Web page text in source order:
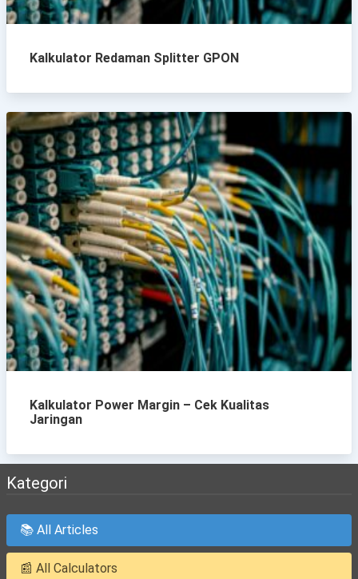
Kalkulator Redaman Splitter GPON
Kalkulator Power Margin – Cek Kualitas
Jaringan
Kategori
📚 All Articles
📰 All Calculators